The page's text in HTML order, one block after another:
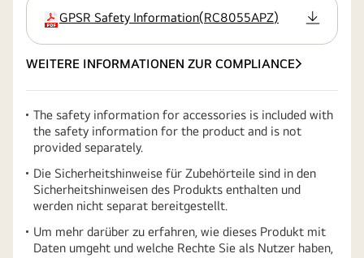
Erweiterung
GPSR Safety Information(RC8055APZ)
WEITERE INFORMATIONEN ZUR COMPLIANCE
The safety information for accessories is included with
the safety information for the product and is not
provided separately.
Die Sicherheitshinweise für Zubehörteile sind in den
Sicherheitshinweisen des Produkts enthalten und
werden nicht separat bereitgestellt.
Um mehr darüber zu erfahren, wie dieses Produkt mit
Daten umgeht und welche Rechte Sie als Nutzer haben,